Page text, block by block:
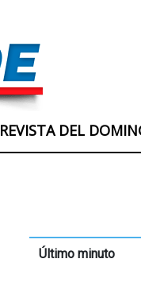
REVISTA DEL
Último minuto